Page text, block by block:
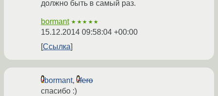
должно быть в самый раз.
bormant ★★★★★
15.12.2014 09:58:04 +00:00
Ссылка
bormant,
fero
спасибо :)